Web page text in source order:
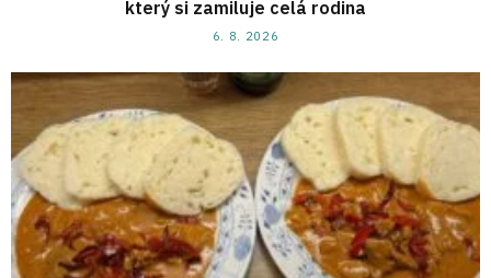
který si zamiluje celá rodina
6. 8. 2026